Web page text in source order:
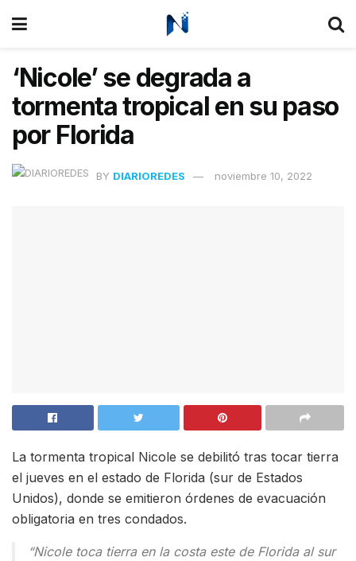
‘Nicole’ se degrada a
tormenta tropical en su paso
por Florida
BY DIARIOREDES noviembre 10, 2022
La tormenta tropical Nicole se debilitó tras tocar tierra
el jueves en el estado de Florida (sur de Estados
Unidos), donde se emitieron órdenes de evacuación
obligatoria en tres condados.
“Nicole toca tierra en la costa este de Florida al sur